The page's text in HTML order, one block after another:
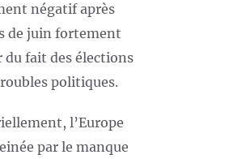
négatif après
de juin fortement
du fait des élections
politiques.
l’Europe
par le manque